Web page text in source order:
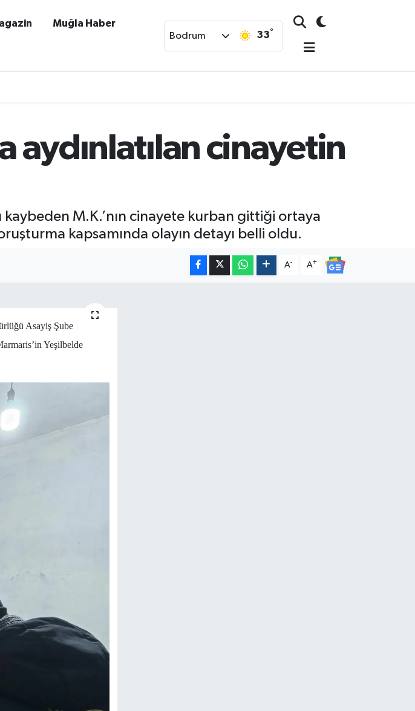
Muğla Haber
Bodrum 33°
aydınlatılan cinayetin
kaybeden M.K.’nın cinayete kurban gittiği ortaya
kapsamında olayın detayı belli oldu.
A- A+
Asayiş Şube
Yeşilbelde